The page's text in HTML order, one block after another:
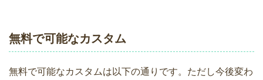
無料で可能なカスタム
無料で可能なカスタムは以下の通りです。ただし今後変わ